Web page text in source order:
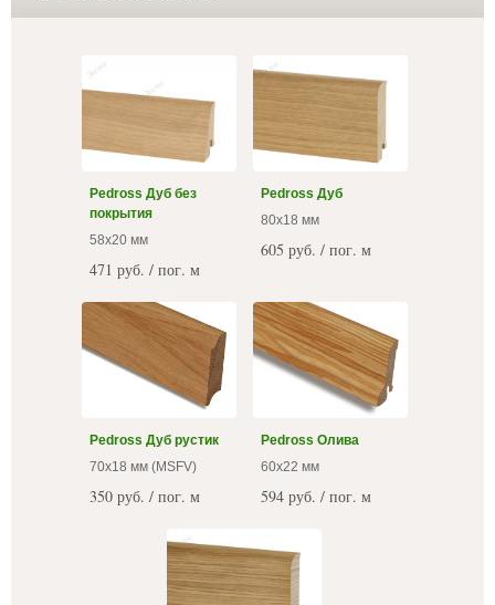
Pedross Дуб без
покрытия
58x20 мм
471 руб. / пог. м
Pedross Дуб
80х18 мм
605 руб. / пог. м
Pedross Дуб рустик
70x18 мм (MSFV)
350 руб. / пог. м
Pedross Олива
60x22 мм
594 руб. / пог. м